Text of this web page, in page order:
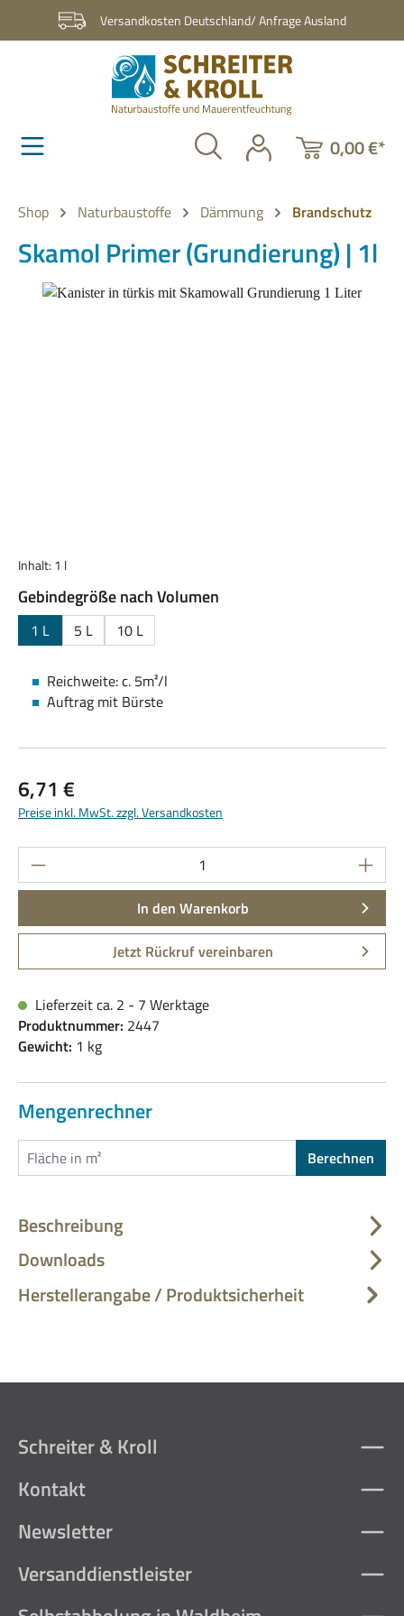
Zum Hauptinhalt springenVersandkosten Deutschland/ Anfrage Ausland
0,00 €*
Shop Naturbaustoffe Dämmung Brandschutz
Skamol Primer (Grundierung) | 1l
Bildergalerie überspringen
Inhalt: 1 l
Gebindegröße nach Volumen
1 L 5 L 10 L
Reichweite: c. 5m²/l
Auftrag mit Bürste
Regulärer Preis:
6,71 €
Preise inkl. MwSt. zzgl. Versandkosten
Produkt Anzahl: Gib den gewünschten
In den Warenkorb
Jetzt Rückruf vereinbaren
Lieferzeit ca. 2 - 7 Werktage
Produktnummer: 2447
Gewicht: 1 kg
Mengenrechner
Berechnen
Beschreibung
Downloads
Herstellerangabe / Produktsicherheit
Schreiter & Kroll
Kontakt
Newsletter
Versanddienstleister